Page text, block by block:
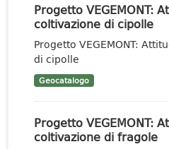
Progetto VEGEMONT:
coltivazione di cipolle
Progetto VEGEMONT:
di cipolle
Geocatalogo
Progetto VEGEMONT:
coltivazione di fragole